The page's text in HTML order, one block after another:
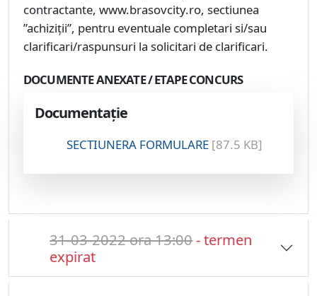
contractante, www.brasovcity.ro, sectiunea
”achiziții”, pentru eventuale completari si/sau
clarificari/raspunsuri la solicitari de clarificari.
DOCUMENTE ANEXATE / ETAPE CONCURS
Documentație
SECTIUNERA FORMULARE [87.5 KB]
31-03-2022 ora 13:00- termen
expirat